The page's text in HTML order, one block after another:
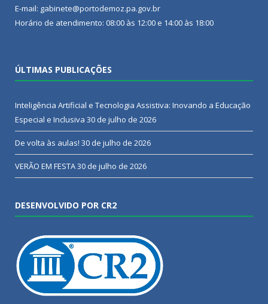
E-mail: gabinete@portodemoz.pa.gov.br
Horário de atendimento: 08:00 às 12:00 e 14:00 às 18:00
ÚLTIMAS PUBLICAÇÕES
Inteligência Artificial e Tecnologia Assistiva: Inovando a Educação
Especial e Inclusiva 30 de julho de 2026
De volta às aulas! 30 de julho de 2026
VERÃO EM FESTA30 de julho de 2026
DESENVOLVIDO POR CR2